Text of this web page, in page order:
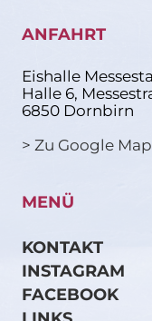
ANFAHRT
Eishalle
Halle 6,
6850 Dornbirn
> Zu Google
MENÜ
KONTAKT
INSTAGRAM
FACEBOOK